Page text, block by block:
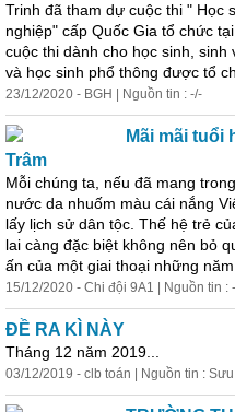
Trinh đã tham dự cuộc thi " Học
nghiệp" cấp Quốc Gia tổ chức
cuộc thi dành cho học sinh, sinh
và học sinh phổ thông được tổ
23/12/2020 - BGH | Nguồn tin : -/-
Mãi mãi tuổi
Trâm
Mỗi chúng ta, nếu đã mang
nước da nhuốm màu cái nắng
lấy lịch sử dân tộc. Thế hệ trẻ
lai càng đặc biệt không nên bỏ
ấn của một giai thoại những năm
15/12/2020 - Chi đội 9A1 | Nguồn tin :
ĐỀ RA KÌ NÀY
Tháng 12 năm 2019...
03/12/2019 - clb toán | Nguồn tin :